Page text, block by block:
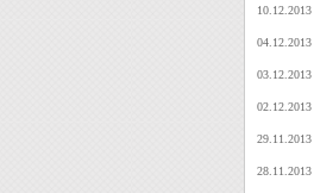
10.12.2013
04.12.2013
03.12.2013
02.12.2013
29.11.2013
28.11.2013